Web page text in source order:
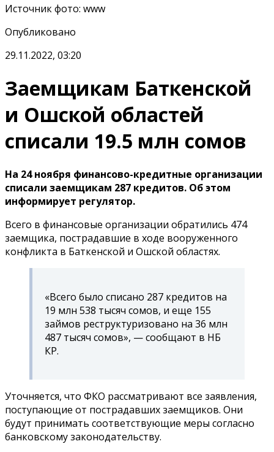
Источник фото: www
Опубликовано
29.11.2022, 03:20
Заемщикам Баткенской
и Ошской областей
списали 19.5 млн сомов
На 24 ноября финансово-кредитные организации
списали заемщикам 287 кредитов. Об этом
информирует регулятор.
Всего в финансовые организации обратились 474
заемщика, пострадавшие в ходе вооруженного
конфликта в Баткенской и Ошской областях.
«Всего было списано 287 кредитов на
19 млн 538 тысяч сомов, и еще 155
займов реструктуризовано на 36 млн
487 тысяч сомов», — сообщают в НБ
КР.
Уточняется, что ФКО рассматривают все заявления,
поступающие от пострадавших заемщиков. Они
будут принимать соответствующие меры согласно
банковскому законодательству.